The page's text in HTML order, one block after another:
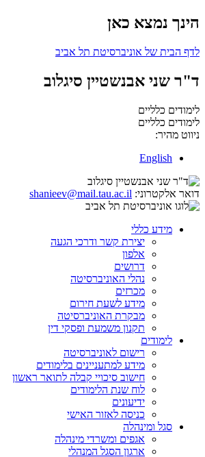
הינך נמצא כאן
לדף הבית של אוניברסיטת תל אביב
ד"ר שני אבנשטיין סיגלוב
לימודים כלליים
לימודים כלליים
ניווט מהיר:
English
דואר אלקטרוני: shanieev@mail.tau.ac.il
מידע כללי
יצירת קשר ודרכי הגעה
אלפון
דרושים
נהלי האוניברסיטה
מכרזים
מידע לשעת חירום
מבקרת האוניברסיטה
תקנון משמעת ופסקי דין
לימודים
רישום לאוניברסיטה
מידע למתעניינים בלימודים
חישוב סיכויי קבלה לתואר ראשון
לוח שנת הלימודים
ידיעונים
כניסה לאזור האישי
סגל ומינהלה
אגפים ומשרדי מינהלה
ארגון הסגל המנהלי